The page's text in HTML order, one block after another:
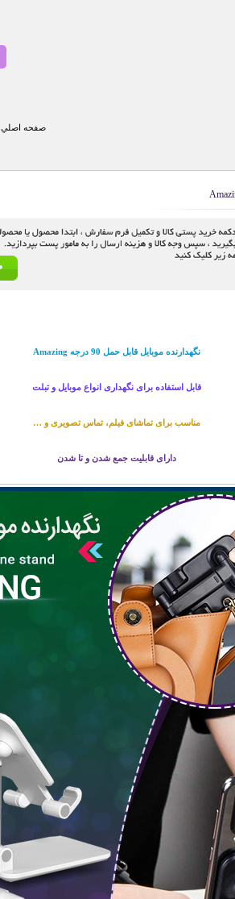
صفحه اصلي
نگهدارنده موبایل قابل حمل 90 درجه Amazing
قابل استفاده برای نگهداری انواع موبایل و تبلت
مناسب برای تماشای فیلم، تماس تصویری و …
دارای قابلیت جمع شدن و تا شدن